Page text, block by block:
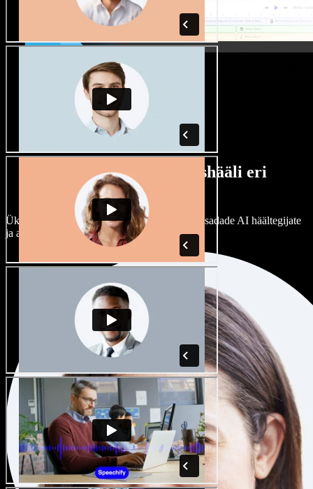
Lai valik mees- ja naishääli eri
aktsentidega
Ükski projekt ei pea kõlama ühtemoodi. Vali sadade AI häältegijate
ja aktsentide hulgast ning kohanda neid.